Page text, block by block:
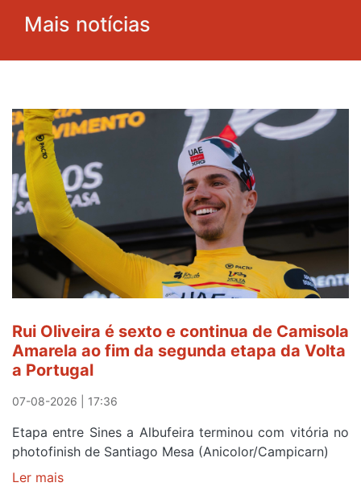
Mais notícias
Rui Oliveira é sexto e continua de Camisola
Amarela ao fim da segunda etapa da Volta
a Portugal
07-08-2026 | 17:36
Etapa entre Sines a Albufeira terminou com vitória no
photofinish de Santiago Mesa (Anicolor/Campicarn)
Ler mais